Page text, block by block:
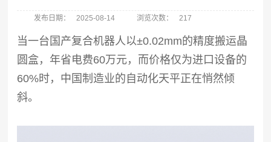
发布日期： 2025-08-14 浏览次数： 217
当一台国产复合机器人以±0.02mm的精度搬运晶
圆盒，年省电费60万元，而价格仅为进口设备的
60%时，中国制造业的自动化天平正在悄然倾
斜。